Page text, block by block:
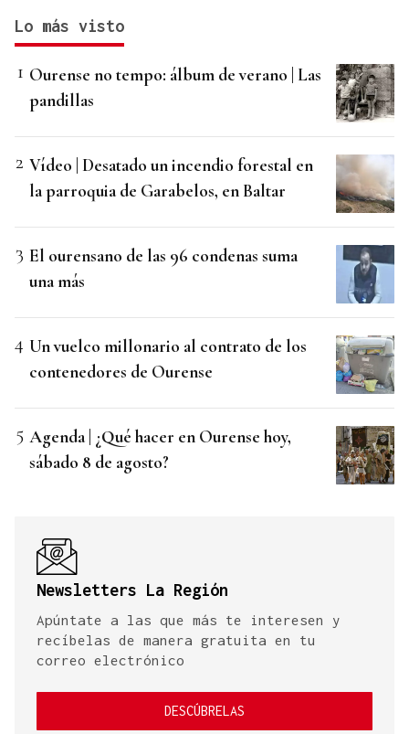
Lo más visto
Ourense no tempo: álbum de verano | Las
pandillas
Vídeo | Desatado un incendio forestal en
la parroquia de Garabelos, en Baltar
El ourensano de las 96 condenas suma
una más
Un vuelco millonario al contrato de los
contenedores de Ourense
Agenda | ¿Qué hacer en Ourense hoy,
sábado 8 de agosto?
Newsletters La Región
Apúntate a las que más te interesen y
recíbelas de manera gratuita en tu
correo electrónico
DESCÚBRELAS